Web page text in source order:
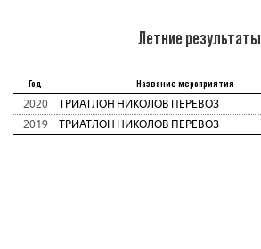
Летние результаты
Год Название мероприятия
2020
ТРИАТЛОН НИКОЛОВ ПЕРЕВОЗ
2019
ТРИАТЛОН НИКОЛОВ ПЕРЕВОЗ